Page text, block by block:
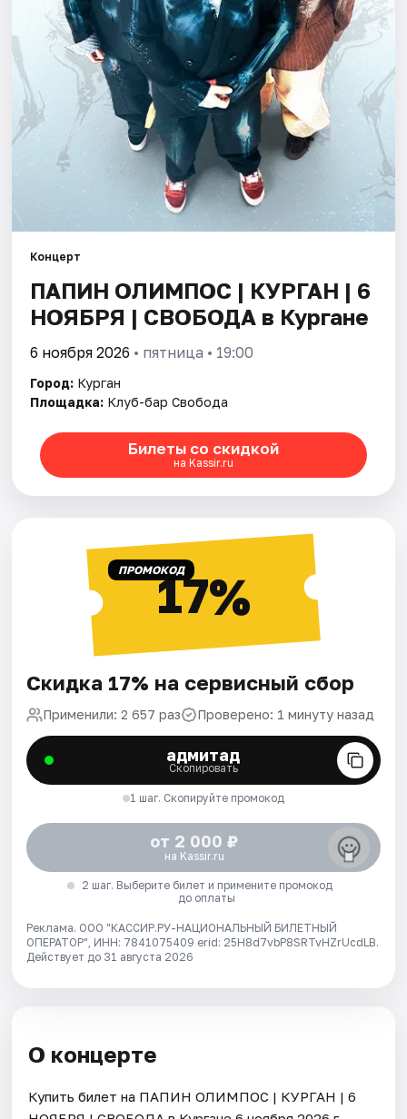
Концерт
ПАПИН ОЛИМПОС | КУРГАН | 6
НОЯБРЯ | СВОБОДА в Кургане
6 ноября 2026 • пятница • 19:00
Город: Курган
Площадка: Клуб-бар Свобода
Билеты со скидкой
на Kassir.ru
ПРОМОКОД17%
Скидка 17% на сервисный сбор
Применили: 2 657 раз Проверено: 1 минуту назад
адмитад
Скопировать
1 шаг. Скопируйте промокод
от 2 000 ₽
на Kassir.ru
2 шаг. Выберите билет и примените промокод
до оплаты
Реклама. ООО "КАССИР.РУ-НАЦИОНАЛЬНЫЙ БИЛЕТНЫЙ
ОПЕРАТОР", ИНН: 7841075409 erid: 25H8d7vbP8SRTvHZrUcdLB.
Действует до 31 августа 2026
О концерте
Купить билет на ПАПИН ОЛИМПОС | КУРГАН | 6